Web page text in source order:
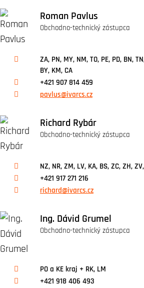
Roman Pavlus
Obchodno-technický zástupca
ZA, PN, MY, NM, TO, PE, PD, BN,
BY, KM, CA
+421 907 814 459
pavlus@ivarcs.cz
Richard Rybár
Obchodno-technický zástupca
NZ, NR, ZM, LV, KA, BS, ZC, ZH,
+421 917 271 216
richard@ivarcs.cz
Ing. Dávid Grumel
Obchodno-technický zástupca
PO a KE kraj + RK, LM
+421 918 406 493